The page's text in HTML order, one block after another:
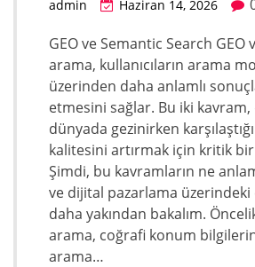
admin Haziran 14, 2026
GEO ve Semantic Search GEO
arama, kullanıcıların arama
üzerinden daha anlamlı
etmesini sağlar. Bu iki
dünyada gezinirken
kalitesini artırmak için kritik
Şimdi, bu kavramların ne
ve dijital pazarlama
daha yakından bakalım.
arama, coğrafi konum
arama…